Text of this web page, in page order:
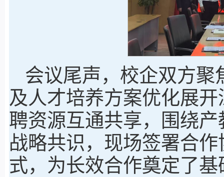
会议尾声，校企双方
及人才培养方案优化展
聘资源互通共享，围绕
战略共识，现场签署合
式，为长效合作奠定了基